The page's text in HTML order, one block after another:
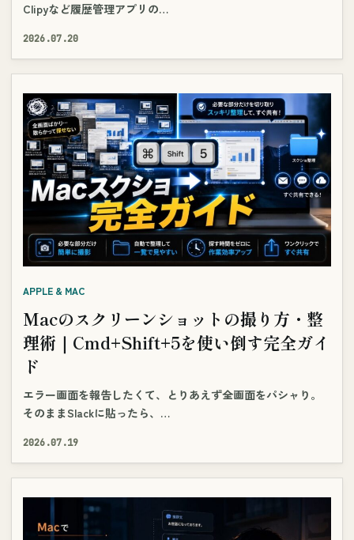
Clipyなど履歴管理アプリの…
2026.07.20
APPLE & MAC
Macのスクリーンショットの撮り方・整
理術｜Cmd+Shift+5を使い倒す完全ガイ
ド
エラー画面を報告したくて、とりあえず全画面をパシャり。
そのままSlackに貼ったら、…
2026.07.19